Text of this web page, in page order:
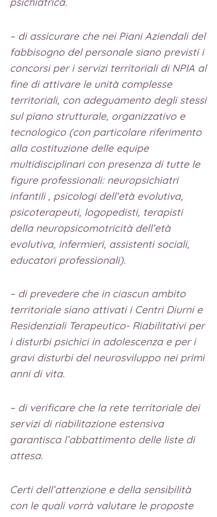
– di assicurare che nei Piani Aziendali del
fabbisogno del personale siano previsti i
concorsi per i servizi territoriali di NPIA al
fine di attivare le unità complesse
territoriali, con adeguamento degli stessi
sul piano strutturale, organizzativo e
tecnologico (con particolare riferimento
alla costituzione delle equipe
multidisciplinari con presenza di tutte le
figure professionali: neuropsichiatri
infantili , psicologi dell’età evolutiva,
psicoterapeuti, logopedisti, terapisti
della neuropsicomotricità dell’età
evolutiva, infermieri, assistenti sociali,
educatori professionali).
– di prevedere che in ciascun ambito
territoriale siano attivati i Centri Diurni e
Residenziali Terapeutico- Riabilitativi per
i disturbi psichici in adolescenza e per i
gravi disturbi del neurosviluppo nei primi
anni di vita.
– di verificare che la rete territoriale dei
servizi di riabilitazione estensiva
garantisca l’abbattimento delle liste di
attesa.
Certi dell’attenzione e della sensibilità
con le quali vorrà valutare le proposte